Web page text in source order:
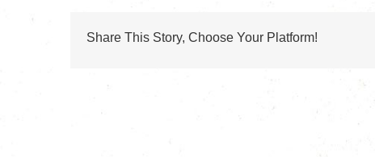
Share This Story, Choose Your Platform!